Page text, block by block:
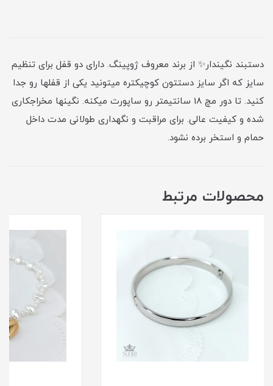
دستبند نگیندار✨ از برند معروف ژوپینگ. دارای دو قفل برای تنظیم
سایز که اگر سایز دستتون کوچیکتره میتونید یکی از قفلها رو جدا
کنید. تا دور مچ 18 سانتیمتر رو ساپورت میکنه. نگینها مخراجکاری
شده و کیفیت عالی. برای مراقبت و نگهداری طولانی مدت داخل
حمام و استخر برده نشود.
محصولات مرتبط